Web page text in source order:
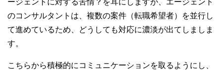
ージェントに対する苦情？を耳にしますが、エージェント
のコンサルタントは、複数の案件（転職希望者）を並行し
て進めているため、どうしても対応に濃淡が出てしましま
す。
こちらから積極的にコミュニケーションを取るようにし、